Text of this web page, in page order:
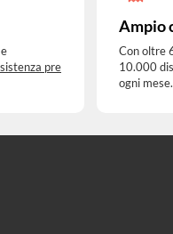
pre
Ampio
Con oltre
10.000
ogni mese.